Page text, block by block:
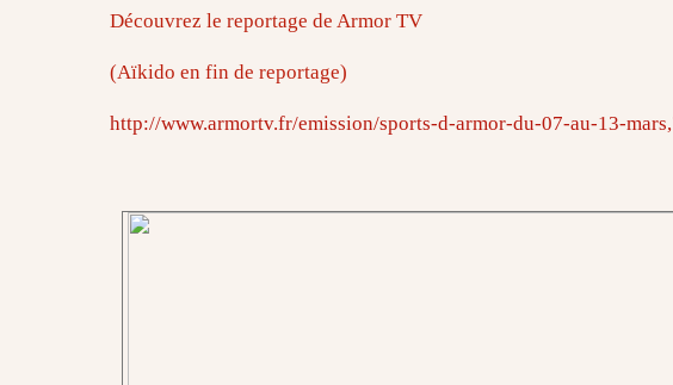
Découvrez le reportage de Armor TV
(Aïkido en fin de reportage)
http://www.armortv.fr/emission/sports-d-armor-du-07-au-13-